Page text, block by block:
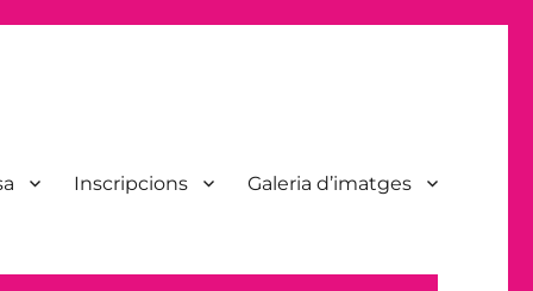
Inscripcions Galeria d’imatges